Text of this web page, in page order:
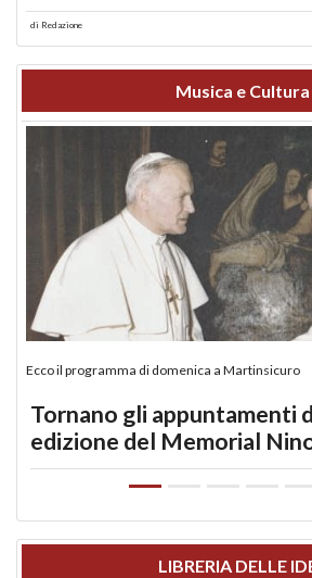
di Redazione
Musica e Cultura
Ecco il programma di domenica a Martinsicuro
Tornano gli appuntamenti
edizione del Memorial
LIBRERIA DELLE